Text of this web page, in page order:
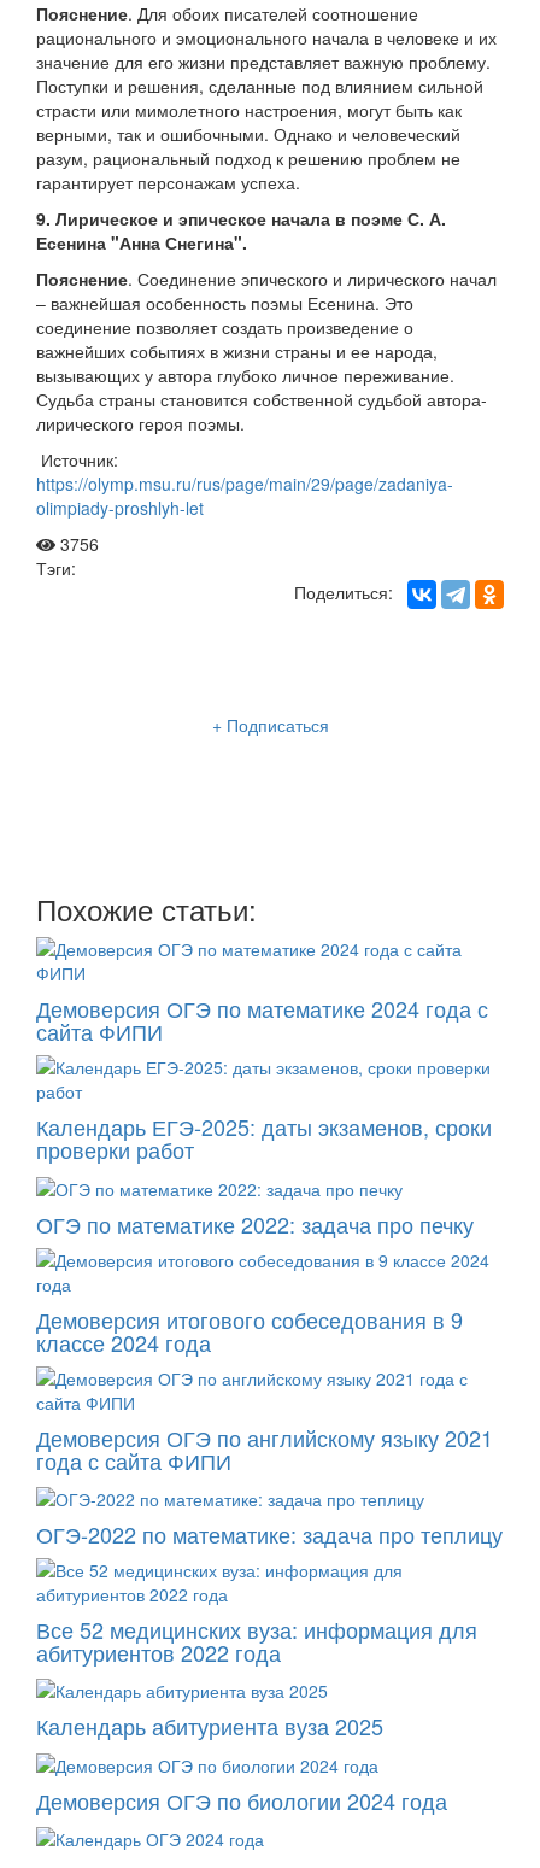
Пояснение. Для обоих писателей соотношение
рационального и эмоционального начала в человеке и их
значение для его жизни представляет важную проблему.
Поступки и решения, сделанные под влиянием сильной
страсти или мимолетного настроения, могут быть как
верными, так и ошибочными. Однако и человеческий
разум, рациональный подход к решению проблем не
гарантирует персонажам успеха.
9. Лирическое и эпическое начала в поэме С. А.
Есенина "Анна Снегина".
Пояснение. Соединение эпического и лирического начал
– важнейшая особенность поэмы Есенина. Это
соединение позволяет создать произведение о
важнейших событиях в жизни страны и ее народа,
вызывающих у автора глубоко личное переживание.
Судьба страны становится собственной судьбой автора-
лирического героя поэмы.
Источник:
https://olymp.msu.ru/rus/page/main/29/page/zadaniya-
olimpiady-proshlyh-let
3756
Тэги:
Поделиться:
+ Подписаться
Похожие статьи:
Демоверсия ОГЭ по математике 2024 года с
сайта ФИПИ
Календарь ЕГЭ-2025: даты экзаменов, сроки
проверки работ
ОГЭ по математике 2022: задача про печку
Демоверсия итогового собеседования в 9
классе 2024 года
Демоверсия ОГЭ по английскому языку 2021
года с сайта ФИПИ
ОГЭ-2022 по математике: задача про теплицу
Все 52 медицинских вуза: информация для
абитуриентов 2022 года
Календарь абитуриента вуза 2025
Демоверсия ОГЭ по биологии 2024 года